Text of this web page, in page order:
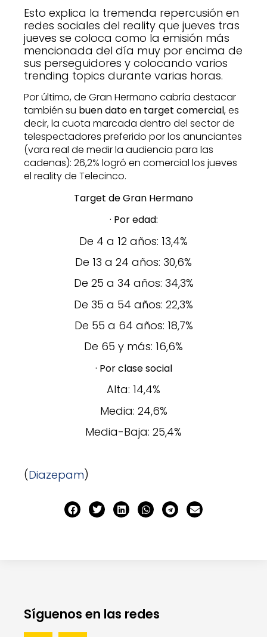
Esto explica la tremenda repercusión en
redes sociales del reality que jueves tras
jueves se coloca como la emisión más
mencionada del día muy por encima de
sus perseguidores y colocando varios
trending topics durante varias horas.
Por último, de Gran Hermano cabría destacar
también su buen dato en target comercial, es
decir, la cuota marcada dentro del sector de
telespectadores preferido por los anunciantes
(vara real de medir la audiencia para las
cadenas): 26,2% logró en comercial los jueves
el reality de Telecinco.
Target de Gran Hermano
· Por edad:
De 4 a 12 años: 13,4%
De 13 a 24 años: 30,6%
De 25 a 34 años: 34,3%
De 35 a 54 años: 22,3%
De 55 a 64 años: 18,7%
De 65 y más: 16,6%
· Por clase social
Alta: 14,4%
Media: 24,6%
Media-Baja: 25,4%
(Diazepam)
Síguenos en las redes